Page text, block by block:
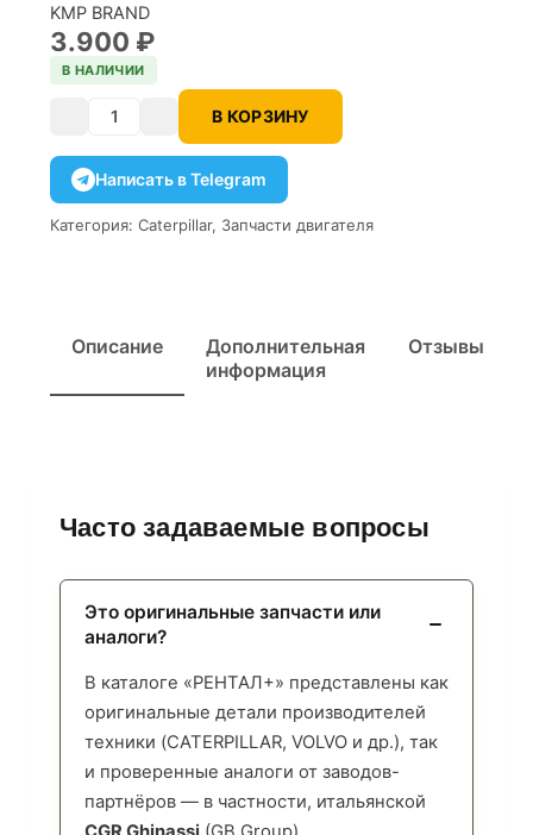
KMP BRAND
3.900 ₽
В НАЛИЧИИ
Количество В КОРЗИНУ
Написать в Telegram
Категория: Caterpillar, Запчасти двигателя
Описание
Дополнительная
информация
Отзывы
Часто задаваемые вопросы
Это оригинальные запчасти или
аналоги?
В каталоге «РЕНТАЛ+» представлены как
оригинальные детали производителей
техники (CATERPILLAR, VOLVO и др.), так
и проверенные аналоги от заводов-
партнёров — в частности, итальянской